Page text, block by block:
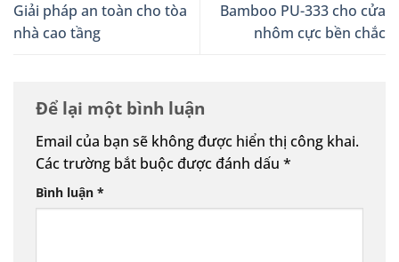
Giải pháp an toàn cho tòa
nhà cao tầng
Bamboo PU-333 cho cửa
nhôm cực bền chắc
Để lại một bình luận
Email của bạn sẽ không được hiển thị công khai.
Các trường bắt buộc được đánh dấu *
Bình luận *